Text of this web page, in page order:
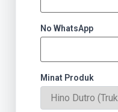
No WhatsApp
Minat Produk